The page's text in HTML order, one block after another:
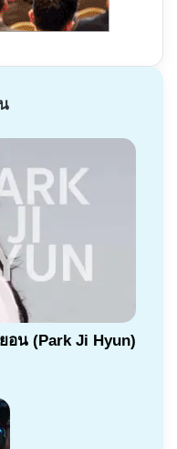
อน (Park Ji Hyun)